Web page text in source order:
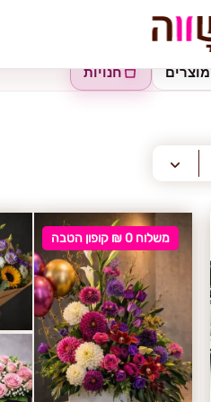
חנויות מוצרים
משלוח 0 ₪ קופון הטבה